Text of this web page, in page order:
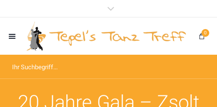
0
20 Jahre Gala – Zsolt